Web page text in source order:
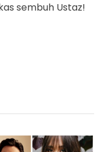
sembuh Ustaz!